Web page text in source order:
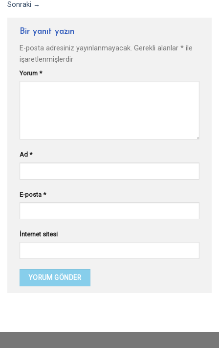
Sonraki →
Bir yanıt yazın
E-posta adresiniz yayınlanmayacak. Gerekli alanlar * ile
işaretlenmişlerdir
Yorum *
Ad *
E-posta *
İnternet sitesi